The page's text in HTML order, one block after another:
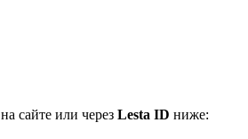
на сайте или через Lesta ID ниже: